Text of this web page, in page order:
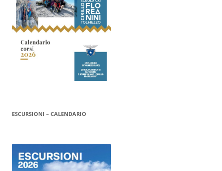
ESCURSIONI – CALENDARIO